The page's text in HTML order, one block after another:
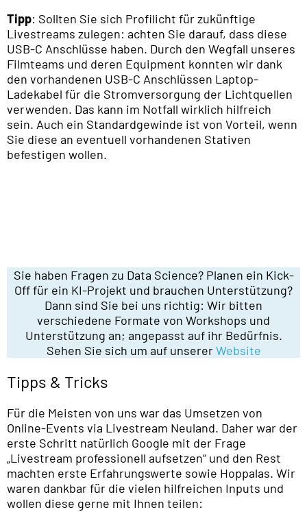
Tipp: Sollten Sie sich Profilicht für zukünftige
Livestreams zulegen: achten Sie darauf, dass diese
USB-C Anschlüsse haben. Durch den Wegfall unseres
Filmteams und deren Equipment konnten wir dank
den vorhandenen USB-C Anschlüssen Laptop-
Ladekabel für die Stromversorgung der Lichtquellen
verwenden. Das kann im Notfall wirklich hilfreich
sein. Auch ein Standardgewinde ist von Vorteil, wenn
Sie diese an eventuell vorhandenen Stativen
befestigen wollen.
Sie haben Fragen zu Data Science? Planen ein Kick-
Off für ein KI-Projekt und brauchen Unterstützung?
Dann sind Sie bei uns richtig: Wir bitten
verschiedene Formate von Workshops und
Unterstützung an; angepasst auf ihr Bedürfnis.
Sehen Sie sich um auf unsererWebsite
Tipps & Tricks
Für die Meisten von uns war das Umsetzen von
Online-Events via Livestream Neuland. Daher war der
erste Schritt natürlich Google mit der Frage
„Livestream professionell aufsetzen“ und den Rest
machten erste Erfahrungswerte sowie Hoppalas. Wir
waren dankbar für die vielen hilfreichen Inputs und
wollen diese gerne mit Ihnen teilen: